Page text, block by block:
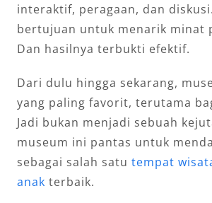
interaktif, peragaan, dan
bertujuan untuk menarik minat
Dan hasilnya terbukti efektif.
Dari dulu hingga sekarang,
yang paling favorit, terutama
Jadi bukan menjadi sebuah
museum ini pantas untuk
sebagai salah satu tempat
anak terbaik.